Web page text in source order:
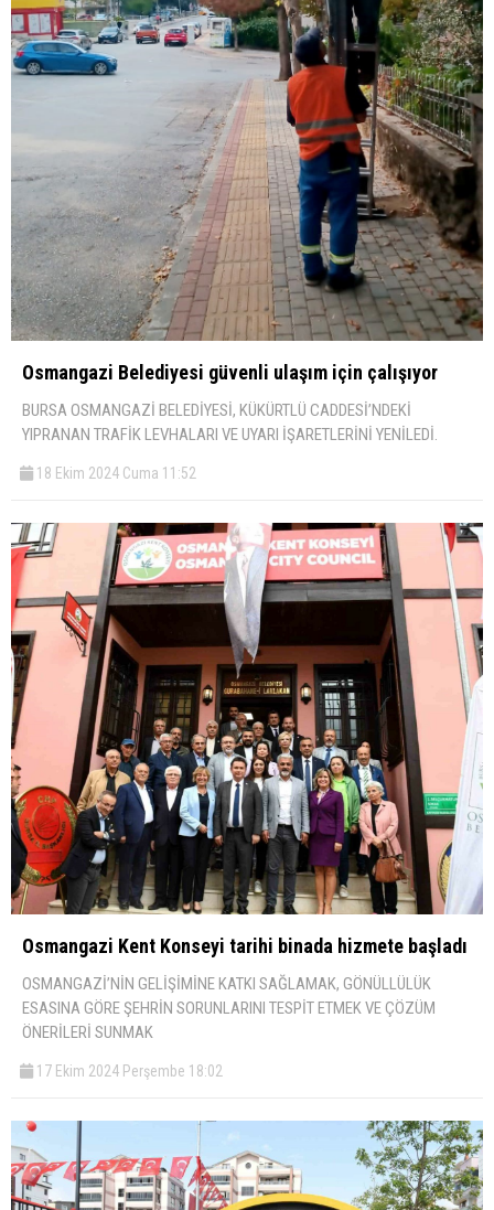
Osmangazi Belediyesi güvenli ulaşım için çalışıyor
BURSA OSMANGAZİ BELEDİYESİ, KÜKÜRTLÜ CADDESİ’NDEKİ
YIPRANAN TRAFİK LEVHALARI VE UYARI İŞARETLERİNİ YENİLEDİ.
18 Ekim 2024 Cuma 11:52
Osmangazi Kent Konseyi tarihi binada hizmete başladı
OSMANGAZİ’NİN GELİŞİMİNE KATKI SAĞLAMAK, GÖNÜLLÜLÜK
ESASINA GÖRE ŞEHRİN SORUNLARINI TESPİT ETMEK VE ÇÖZÜM
ÖNERİLERİ SUNMAK
17 Ekim 2024 Perşembe 18:02